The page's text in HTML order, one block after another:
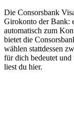
Die Consorsbank
Girokonto der Bank:
automatisch zum
bietet die
wählen stattdessen
für dich bedeutet und
liest du hier.